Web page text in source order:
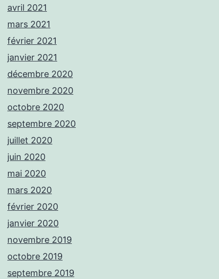
avril 2021
mars 2021
février 2021
janvier 2021
décembre 2020
novembre 2020
octobre 2020
septembre 2020
juillet 2020
juin 2020
mai 2020
mars 2020
février 2020
janvier 2020
novembre 2019
octobre 2019
septembre 2019